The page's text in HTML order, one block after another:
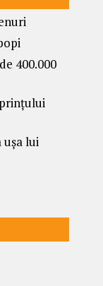
400.000
ușa lui